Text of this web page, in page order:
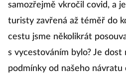
samozřejmě vkročil covid, a
turisty zavřená až téměř do
cestu jsme několikrát
s vycestováním bylo? Je dost
podmínky od našeho návratu